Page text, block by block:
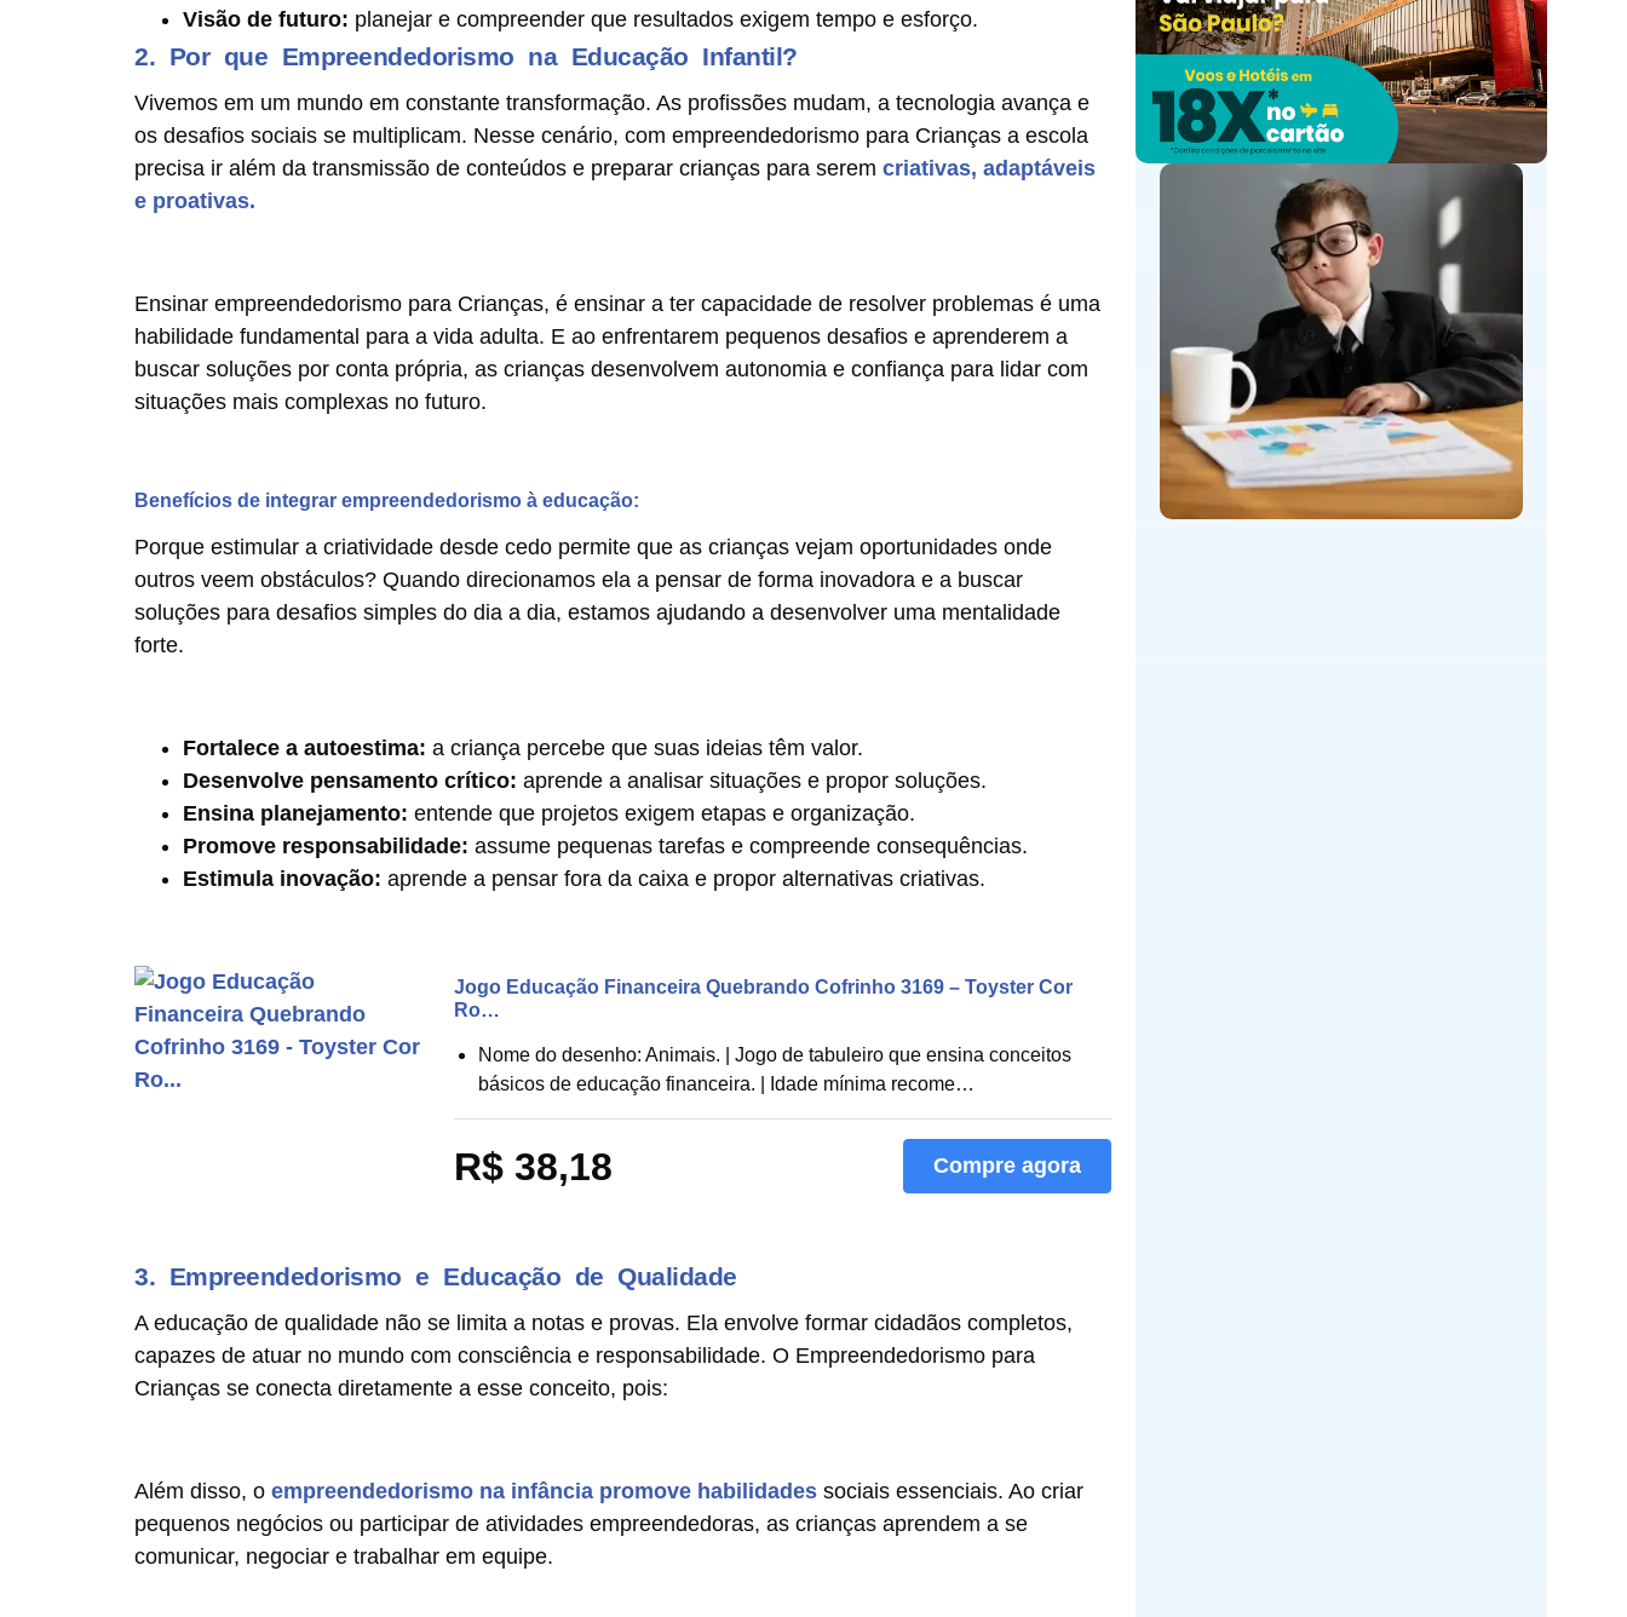
Visão de futuro: planejar e compreender que resultados exigem tempo e esforço.
2. Por que Empreendedorismo na Educação Infantil?
Vivemos em um mundo em constante transformação. As profissões mudam, a tecnologia avança e
os desafios sociais se multiplicam. Nesse cenário, com empreendedorismo para Crianças a escola
precisa ir além da transmissão de conteúdos e preparar crianças para seremcriativas, adaptáveis
e proativas.
Ensinar empreendedorismo para Crianças, é ensinar a ter capacidade de resolver problemas é uma
habilidade fundamental para a vida adulta. E ao enfrentarem pequenos desafios e aprenderem a
buscar soluções por conta própria, as crianças desenvolvem autonomia e confiança para lidar com
situações mais complexas no futuro.
Benefícios de integrar empreendedorismo à educação:
Porque estimular a criatividade desde cedo permite que as crianças vejam oportunidades onde
outros veem obstáculos? Quando direcionamos ela a pensar de forma inovadora e a buscar
soluções para desafios simples do dia a dia, estamos ajudando a desenvolver uma mentalidade
forte.
Fortalece a autoestima: a criança percebe que suas ideias têm valor.
Desenvolve pensamento crítico: aprende a analisar situações e propor soluções.
Ensina planejamento: entende que projetos exigem etapas e organização.
Promove responsabilidade: assume pequenas tarefas e compreende consequências.
Estimula inovação: aprende a pensar fora da caixa e propor alternativas criativas.
Jogo Educação Financeira Quebrando Cofrinho 3169 – Toyster Cor
Ro…
Nome do desenho: Animais. | Jogo de tabuleiro que ensina conceitos
básicos de educação financeira. | Idade mínima recome…
R$ 38,18 Compre agora
3. Empreendedorismo e Educação de Qualidade
A educação de qualidade não se limita a notas e provas. Ela envolve formar cidadãos completos,
capazes de atuar no mundo com consciência e responsabilidade. O Empreendedorismo para
Crianças se conecta diretamente a esse conceito, pois:
Além disso, oempreendedorismo na infância promove habilidades sociais essenciais. Ao criar
pequenos negócios ou participar de atividades empreendedoras, as crianças aprendem a se
comunicar, negociar e trabalhar em equipe.